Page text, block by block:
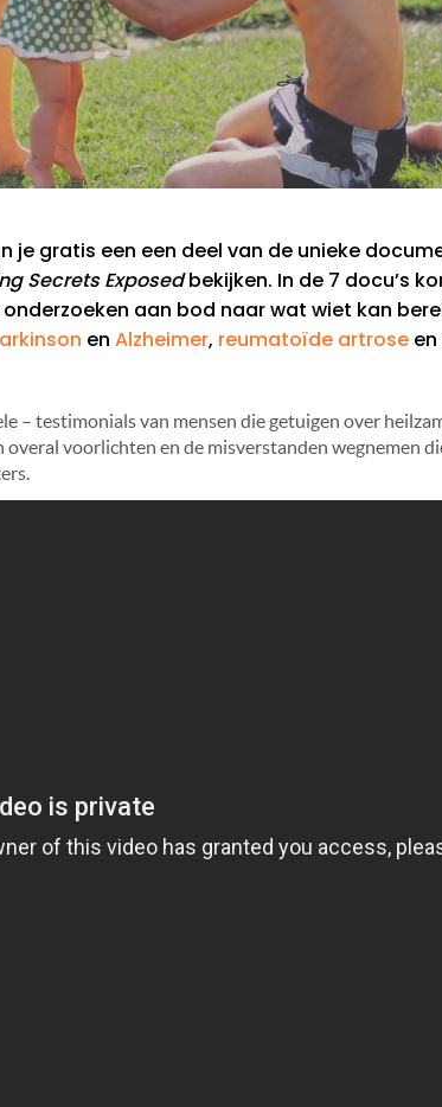
je gratis een een deel van de unieke
Secrets Exposedbekijken. In de 7 docu’s
aan bod naar wat wiet kan
en Alzheimer, reumatoïde artrose
– testimonials van mensen die getuigen over
overal voorlichten en de misverstanden wegnemen